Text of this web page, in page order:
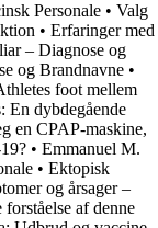
Personale • Valg
• Erfaringer med
– Diagnose og
og Brandnavne •
foot mellem
En dybdegående
en CPAP-maskine,
• Emmanuel M.
• Ektopisk
og årsager –
af denne